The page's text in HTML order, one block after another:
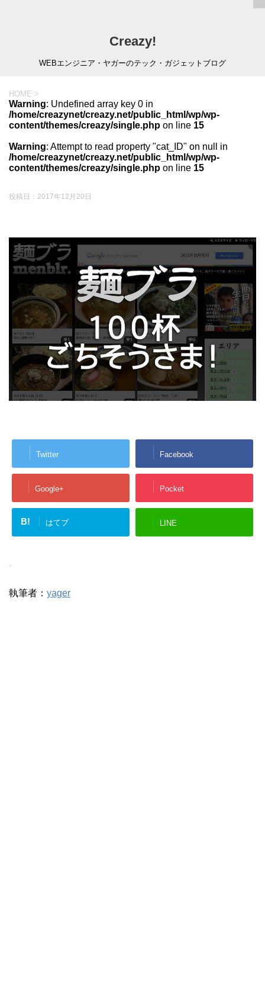
Creazy!
WEBエンジニア・ヤガーのテック・ガジェットブログ
HOME >
Warning: Undefined array key 0 in
/home/creazynet/creazy.net/public_html/wp/wp-
content/themes/creazy/single.php on line 15
Warning: Attempt to read property "cat_ID" on null in
/home/creazynet/creazy.net/public_html/wp/wp-
content/themes/creazy/single.php on line 15
投稿日： 2017年12月20日
Twitter Facebook
Google+ Pocket
B! はてブ LINE
-
執筆者： yager